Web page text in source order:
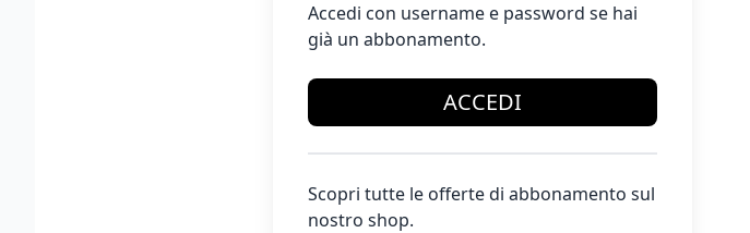
Accedi con username e password se hai
già un abbonamento.
ACCEDI
Scopri tutte le offerte di abbonamento sul
nostro shop.